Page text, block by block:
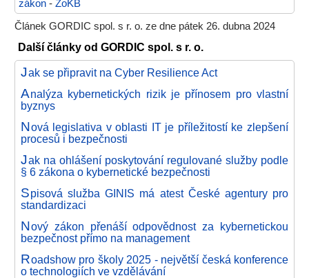
zákon - ZoKB
Článek GORDIC spol. s r. o. ze dne pátek 26. dubna 2024
Další články od GORDIC spol. s r. o.
Jak se připravit na Cyber Resilience Act
Analýza kybernetických rizik je přínosem pro vlastní
byznys
Nová legislativa v oblasti IT je příležitostí ke zlepšení
procesů i bezpečnosti
Jak na ohlášení poskytování regulované služby podle
§ 6 zákona o kybernetické bezpečnosti
Spisová služba GINIS má atest České agentury pro
standardizaci
Nový zákon přenáší odpovědnost za kybernetickou
bezpečnost přímo na management
Roadshow pro školy 2025 - největší česká konference
o technologiích ve vzdělávání